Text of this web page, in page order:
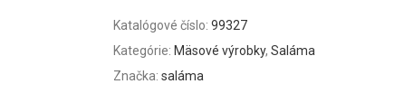
Katalógové číslo: 99327
Kategórie: Mäsové výrobky, Saláma
Značka: saláma